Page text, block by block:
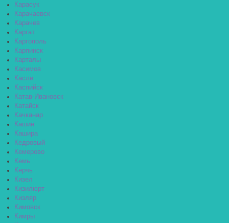
Карасук
Карачаевск
Карачев
Каргат
Каргополь
Карпинск
Карталы
Касимов
Касли
Каспийск
Катав-Ивановск
Катайск
Качканар
Кашин
Кашира
Кедровый
Кемерово
Кемь
Керчь
Кизел
Кизилюрт
Кизляр
Кимовск
Кимры